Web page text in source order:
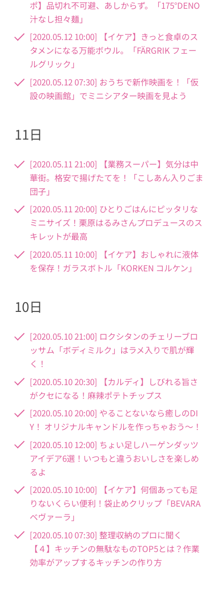
ポ】品切れ不可避、あしからず。「175°DENO
汁なし担々麺」
[2020.05.12 10:00] 【イケア】きっと食卓のス
タメンになる万能ボウル。「FÄRGRIK フェー
ルグリック」
[2020.05.12 07:30] おうちで新作映画を！「仮
設の映画館」でミニシアター映画を見よう
11日
[2020.05.11 21:00] 【業務スーパー】気分は中
華街。格安で揚げたてを！「こしあん入りごま
団子」
[2020.05.11 20:00] ひとりごはんにピッタリな
ミニサイズ！栗原はるみさんプロデュースのス
キレットが最高
[2020.05.11 10:00] 【イケア】おしゃれに液体
を保存！ガラスボトル「KORKEN コルケン」
10日
[2020.05.10 21:00] ロクシタンのチェリーブロ
ッサム「ボディミルク」はラメ入りで肌が輝
く！
[2020.05.10 20:30] 【カルディ】しびれる旨さ
がクセになる！麻辣ポテトチップス
[2020.05.10 20:00] やることないなら癒しのDI
Y！ オリジナルキャンドルを作っちゃおう～！
[2020.05.10 12:00] ちょい足しハーゲンダッツ
アイデア6選！いつもと違うおいしさを楽しめ
るよ
[2020.05.10 10:00] 【イケア】何個あっても足
りないくらい便利！袋止めクリップ「BEVARA
ベヴァーラ」
[2020.05.10 07:30] 整理収納のプロに聞く
【４】キッチンの無駄なものTOP5とは？作業
効率がアップするキッチンの作り方